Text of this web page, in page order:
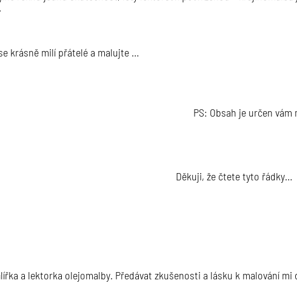
krásně milí přátelé a malujte …
PS: Obsah je určen
Děkuji, že čtete tyto řádky…
a lektorka olejomalby. Předávat zkušenosti a lásku k malování mi